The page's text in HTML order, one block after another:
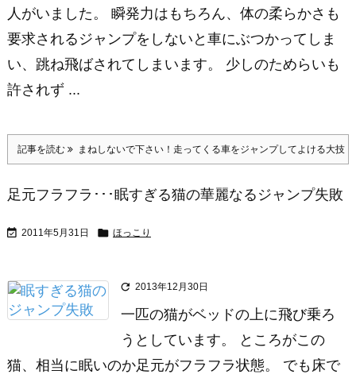
人がいました。 瞬発力はもちろん、体の柔らかさも
要求されるジャンプをしないと車にぶつかってしま
い、跳ね飛ばされてしまいます。 少しのためらいも
許されず ...
記事を読む まねしないで下さい！走ってくる車をジャンプしてよける大技
足元フラフラ･･･眠すぎる猫の華麗なるジャンプ失敗
 2011年5月31日  ほっこり
 2013年12月30日
一匹の猫がベッドの上に飛び乗ろ
うとしています。 ところがこの
猫、相当に眠いのか足元がフラフラ状態。 でも床で